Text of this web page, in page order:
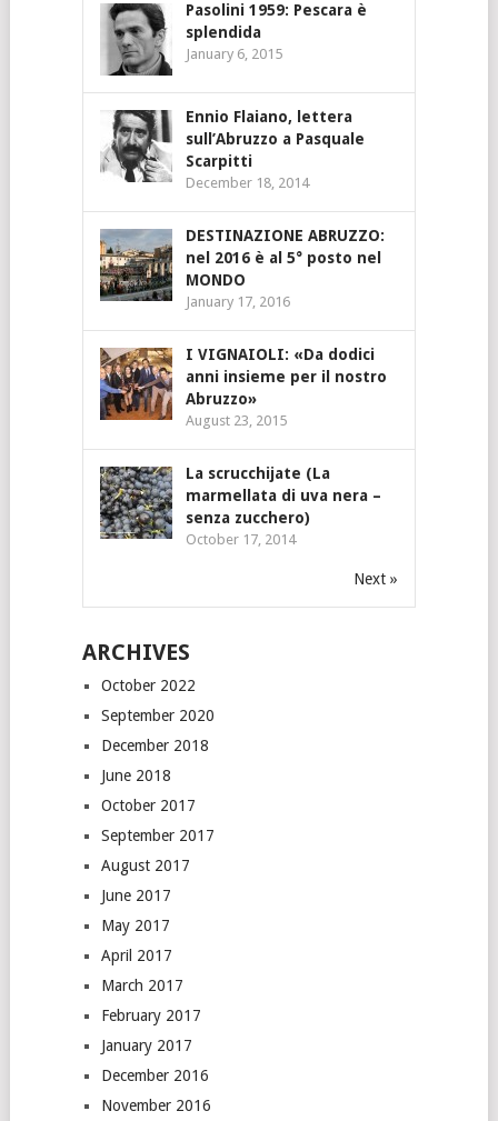
Pasolini 1959: Pescara è
splendida
January 6, 2015
Ennio Flaiano, lettera
sull’Abruzzo a Pasquale
Scarpitti
December 18, 2014
DESTINAZIONE ABRUZZO:
nel 2016 è al 5° posto nel
MONDO
January 17, 2016
I VIGNAIOLI: «Da dodici
anni insieme per il nostro
Abruzzo»
August 23, 2015
La scrucchijate (La
marmellata di uva nera –
senza zucchero)
October 17, 2014
Next »
ARCHIVES
October 2022
September 2020
December 2018
June 2018
October 2017
September 2017
August 2017
June 2017
May 2017
April 2017
March 2017
February 2017
January 2017
December 2016
November 2016